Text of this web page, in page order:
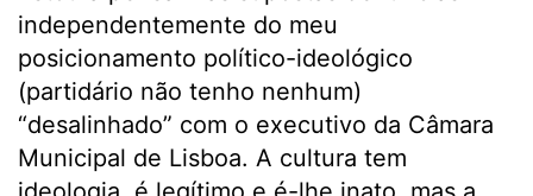
independentemente do meu
posicionamento político-ideológico
(partidário não tenho nenhum)
“desalinhado” com o executivo da Câmara
Municipal de Lisboa. A cultura tem